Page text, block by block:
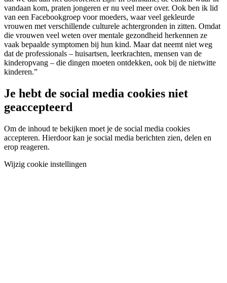
vandaan kom, praten jongeren er nu veel meer over. Ook ben ik lid
van een Facebookgroep voor moeders, waar veel gekleurde
vrouwen met verschillende culturele achtergronden in zitten. Omdat
die vrouwen veel weten over mentale gezondheid herkennen ze
vaak bepaalde symptomen bij hun kind. Maar dat neemt niet weg
dat de professionals – huisartsen, leerkrachten, mensen van de
kinderopvang – die dingen moeten ontdekken, ook bij de nietwitte
kinderen.”
Je hebt de social media cookies niet
geaccepteerd
Om de inhoud te bekijken moet je de social media cookies
accepteren. Hierdoor kan je social media berichten zien, delen en
erop reageren.
Wijzig cookie instellingen